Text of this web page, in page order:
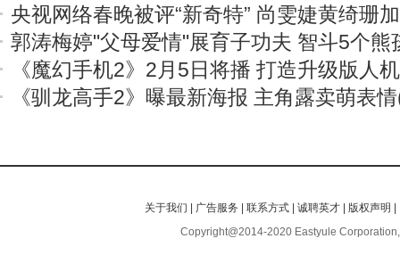
央视网络春晚被评“新奇特” 尚雯婕黄绮珊
郭涛梅婷"父母爱情"展育子功夫 智斗5个熊
《魔幻手机2》2月5日将播 打造升级版人
《驯龙高手2》曝最新海报 主角露卖萌表
关于我们 | 广告服务 |联系方式 |诚聘英才 | 版权声明 |
Copyright@2014-2020 Eastyule